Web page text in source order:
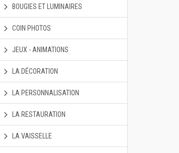
BOUGIES ET LUMINAIRES
COIN PHOTOS
JEUX - ANIMATIONS
LA DÉCORATION
LA PERSONNALISATION
LA RESTAURATION
LA VAISSELLE